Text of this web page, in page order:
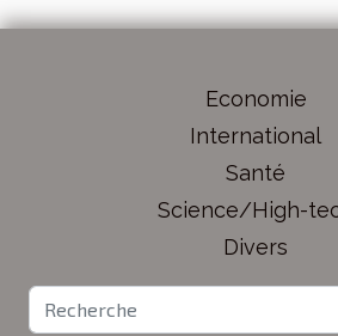
Economie
International
Santé
Science/High-
Divers